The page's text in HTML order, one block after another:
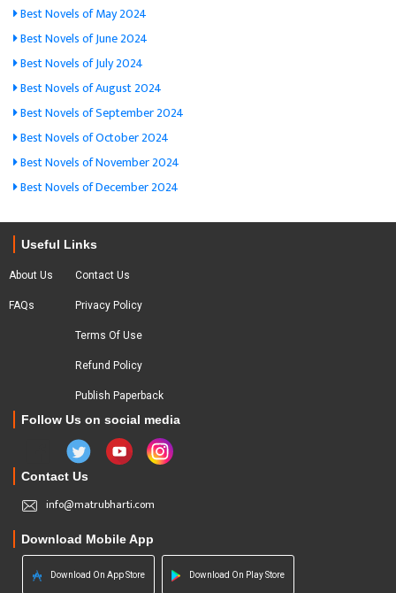
Best Novels of May 2024
Best Novels of June 2024
Best Novels of July 2024
Best Novels of August 2024
Best Novels of September 2024
Best Novels of October 2024
Best Novels of November 2024
Best Novels of December 2024
Useful Links
About Us
FAQs
Contact Us
Privacy Policy
Terms Of Use
Refund Policy
Publish Paperback
Follow Us on social media
Contact Us
info@matrubharti.com
Download Mobile App
Download On App Store Download On Play Store